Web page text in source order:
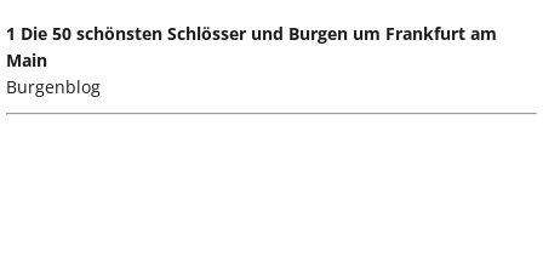
1 Die 50 schönsten Schlösser und Burgen um Frankfurt am
Main
Burgenblog